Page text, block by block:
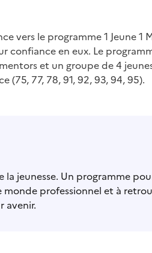
vers le programme 1 Jeune 1
confiance en eux. Le
et un groupe de 4
(75, 77, 78, 91, 92, 93, 94, 95).
jeunesse. Un programme
monde professionnel et à
avenir.